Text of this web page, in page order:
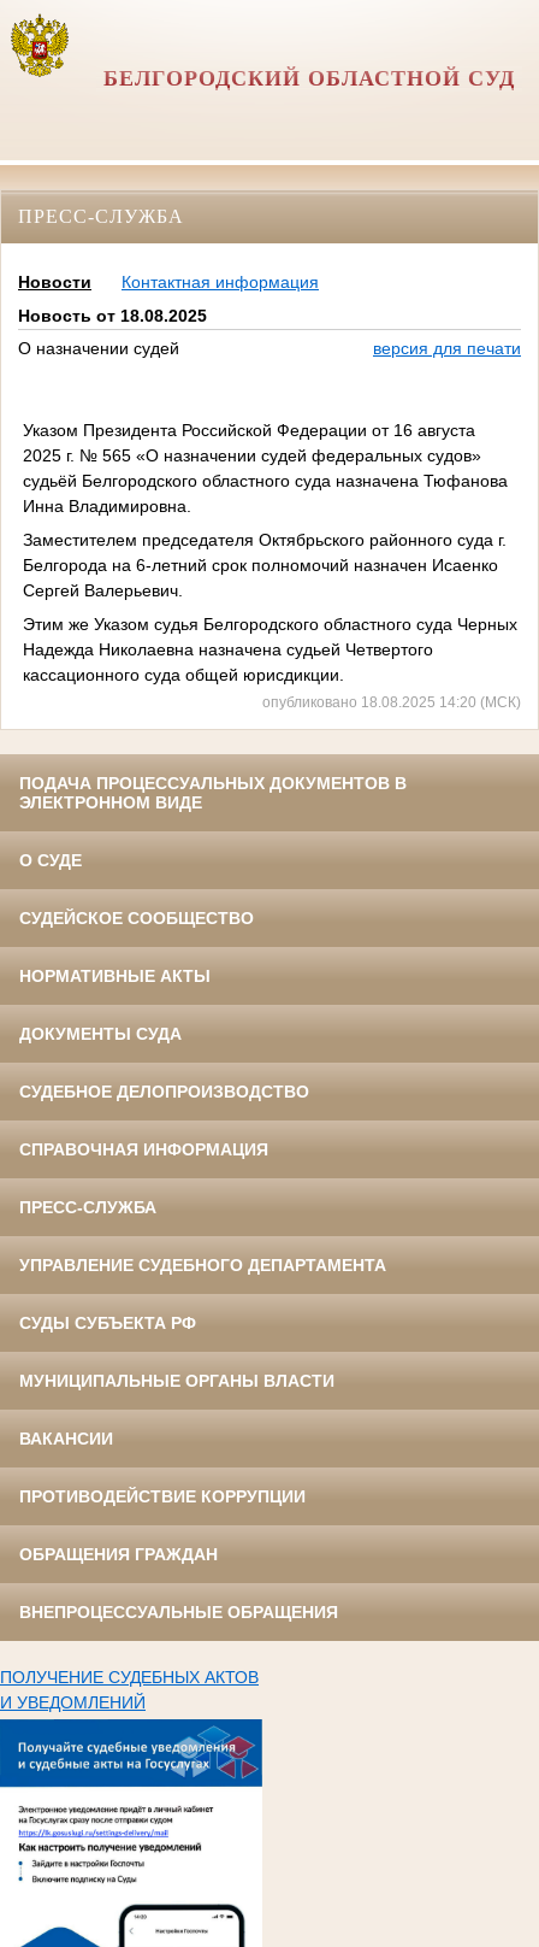
БЕЛГОРОДСКИЙ ОБЛАСТНОЙ СУД
ПРЕСС-СЛУЖБА
Новости
Контактная информация
Новость от 18.08.2025
О назначении судей
версия для печати
Указом Президента Российской Федерации от 16 августа
2025 г. № 565 «О назначении судей федеральных судов»
судьёй Белгородского областного суда назначена Тюфанова
Инна Владимировна.
Заместителем председателя Октябрьского районного суда г.
Белгорода на 6-летний срок полномочий назначен Исаенко
Сергей Валерьевич.
Этим же Указом судья Белгородского областного суда Черных
Надежда Николаевна назначена судьей Четвертого
кассационного суда общей юрисдикции.
опубликовано 18.08.2025 14:20 (МСК)
ПОДАЧА ПРОЦЕССУАЛЬНЫХ ДОКУМЕНТОВ В
ЭЛЕКТРОННОМ ВИДЕ
О СУДЕ
СУДЕЙСКОЕ СООБЩЕСТВО
НОРМАТИВНЫЕ АКТЫ
ДОКУМЕНТЫ СУДА
СУДЕБНОЕ ДЕЛОПРОИЗВОДСТВО
СПРАВОЧНАЯ ИНФОРМАЦИЯ
ПРЕСС-СЛУЖБА
УПРАВЛЕНИЕ СУДЕБНОГО ДЕПАРТАМЕНТА
СУДЫ СУБЪЕКТА РФ
МУНИЦИПАЛЬНЫЕ ОРГАНЫ ВЛАСТИ
ВАКАНСИИ
ПРОТИВОДЕЙСТВИЕ КОРРУПЦИИ
ОБРАЩЕНИЯ ГРАЖДАН
ВНЕПРОЦЕССУАЛЬНЫЕ ОБРАЩЕНИЯ
ПОЛУЧЕНИЕ СУДЕБНЫХ АКТОВ
И УВЕДОМЛЕНИЙ